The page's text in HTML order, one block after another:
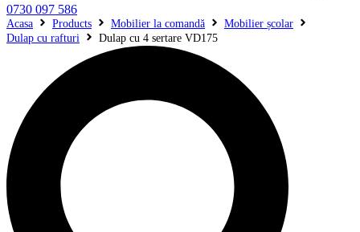
0730 097 586
Acasa Products Mobilier la comandă
Mobilier școlar
Dulap cu rafturi
Dulap cu 4 sertare VD175